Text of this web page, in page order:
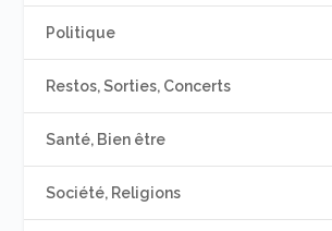
Politique
Restos, Sorties, Concerts
Santé, Bien être
Société, Religions